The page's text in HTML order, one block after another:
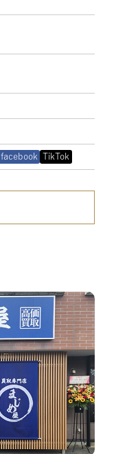
facebook TikTok